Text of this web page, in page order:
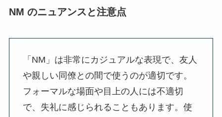
NM のニュアンスと注意点
「NM」は非常にカジュアルな表現で、友人
や親しい同僚との間で使うのが適切です。
フォーマルな場面や目上の人には不適切
で、失礼に感じられることもあります。使